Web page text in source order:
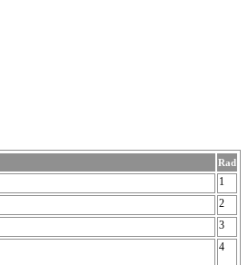
Rad
1
2
3
4